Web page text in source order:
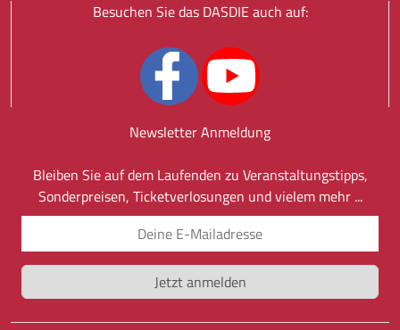
Besuchen Sie das DASDIE auch auf:
Newsletter Anmeldung
Bleiben Sie auf dem Laufenden zu Veranstaltungstipps,
Sonderpreisen, Ticketverlosungen und vielem mehr ...